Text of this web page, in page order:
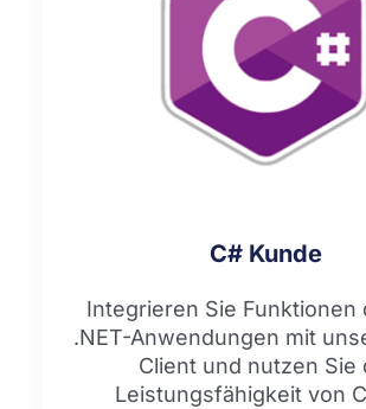
C# Kunde
Integrieren Sie Funktionen
.NET-Anwendungen mit
Client und nutzen Sie
Leistungsfähigkeit von